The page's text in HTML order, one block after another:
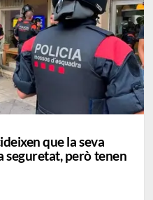
que la seva
seguretat, però tenen